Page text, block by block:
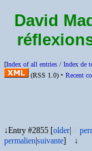
David
[Index of all entries / Index de
(RSS 1.0) • Recent
↓Entry #2855 [older
permaliensuivante] ↓